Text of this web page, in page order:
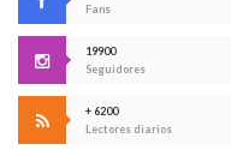
Fans
19900
Seguidores
+ 6200
Lectores diarios